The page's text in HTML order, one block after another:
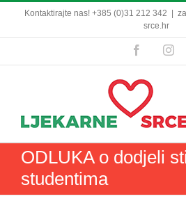
content
Kontaktirajte nas! +385 (0)31 212 342
srce.hr
Facebook
ODLUKA o dodjeli
studentima